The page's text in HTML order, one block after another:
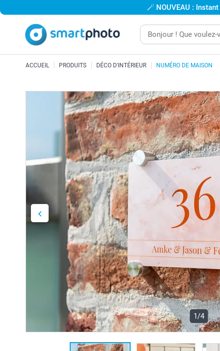
🪄 NOUVEAU :
ACCUEIL PRODUITS DÉCO D'INTÉRIEUR NUMÉRO DE MAISON
1/4